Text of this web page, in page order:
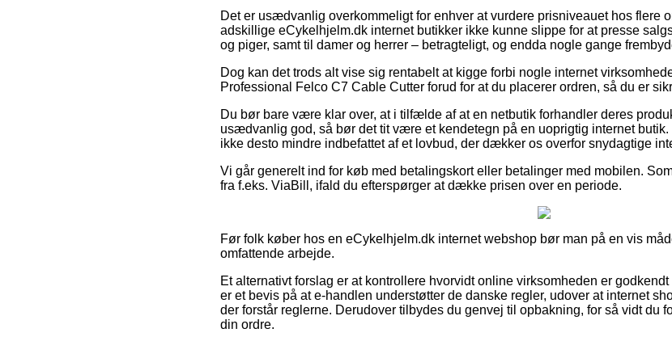
Det er usædvanlig overkommeligt for enhver at vurdere prisniveauet hos flere
adskillige eCykelhjelm.dk internet butikker ikke kunne slippe for at presse
og piger, samt til damer og herrer – betragteligt, og endda nogle gange
Dog kan det trods alt vise sig rentabelt at kigge forbi nogle internet
Professional Felco C7 Cable Cutter forud for at du placerer ordren, så du er
Du bør bare være klar over, at i tilfælde af at en netbutik forhandler deres
usædvanlig god, så bør det tit være et kendetegn på en uoprigtig internet
ikke desto mindre indbefattet af et lovbud, der dækker os overfor snydagtige
Vi går generelt ind for køb med betalingskort eller betalinger med mobilen.
fra f.eks. ViaBill, ifald du efterspørger at dække prisen over en periode.
Før folk køber hos en eCykelhjelm.dk internet webshop bør man på en vis
omfattende arbejde.
Et alternativt forslag er at kontrollere hvorvidt online virksomheden er
er et bevis på at e-handlen understøtter de danske regler, udover at internet
der forstår reglerne. Derudover tilbydes du genvej til opbakning, for så vidt du
din ordre.